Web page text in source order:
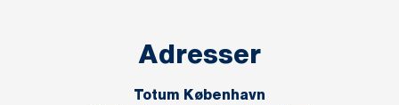
Adresser
Totum København